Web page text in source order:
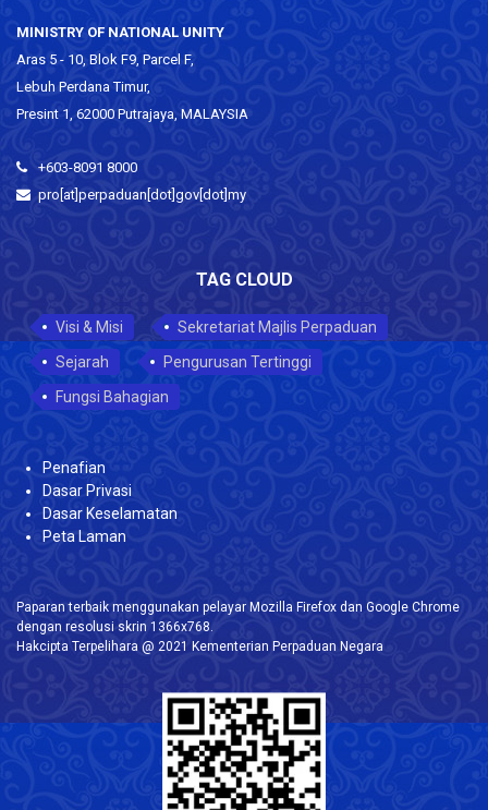
MINISTRY OF NATIONAL UNITY
Aras 5 - 10, Blok F9, Parcel F,
Lebuh Perdana Timur,
Presint 1, 62000 Putrajaya, MALAYSIA
+603-8091 8000
pro[at]perpaduan[dot]gov[dot]my
TAG CLOUD
Visi & Misi
Sekretariat Majlis Perpaduan
Sejarah
Pengurusan Tertinggi
Fungsi Bahagian
Penafian
Dasar Privasi
Dasar Keselamatan
Peta Laman
Paparan terbaik menggunakan pelayar Mozilla Firefox dan Google Chrome
dengan resolusi skrin 1366x768.
Hakcipta Terpelihara @ 2021 Kementerian Perpaduan Negara